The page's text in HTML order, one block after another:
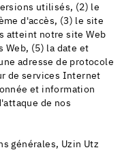
utilisés, (2) le
d'accès, (3) le site
atteint notre site Web
(5) la date et
adresse de protocole
de services Internet
et information
de nos
générales, Uzin Utz